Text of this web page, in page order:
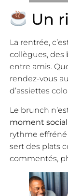
Un
La rentrée,
collègues, des
entre amis.
rendez-vous
d’assiettes
Le brunch
moment social
rythme effréné
sert des plats
commentés,